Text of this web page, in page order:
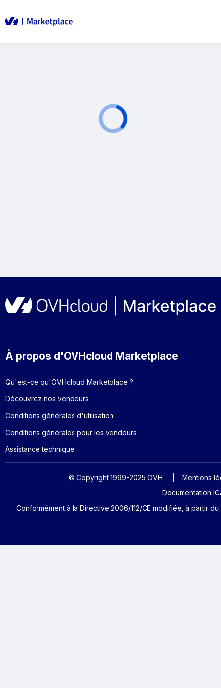
À propos d'OVHcloud Marketplace
Qu'est-ce qu'OVHcloud Marketplace ?
Découvrez nos vendeurs
Conditions générales d'utilisation
Conditions générales pour les vendeurs
Assistance technique
© Copyright 1999-2025 OVH
Mentions
Documentation
Conformément à la Directive 2006/112/CE modifiée, à partir